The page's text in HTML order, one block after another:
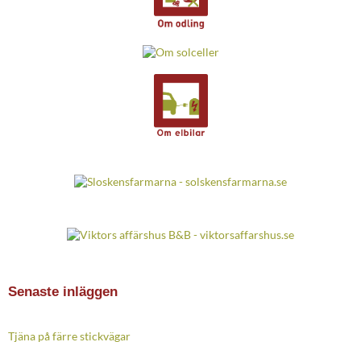
Senaste inläggen
Tjäna på färre stickvägar